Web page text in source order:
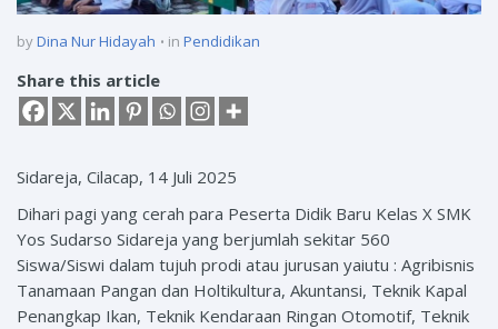
byDina Nur Hidayah in Pendidikan
Share this article
Sidareja, Cilacap, 14 Juli 2025
Dihari pagi yang cerah para Peserta Didik Baru Kelas X SMK
Yos Sudarso Sidareja yang berjumlah sekitar 560
Siswa/Siswi dalam tujuh prodi atau jurusan yaiutu : Agribisnis
Tanamaan Pangan dan Holtikultura, Akuntansi, Teknik Kapal
Penangkap Ikan, Teknik Kendaraan Ringan Otomotif, Teknik